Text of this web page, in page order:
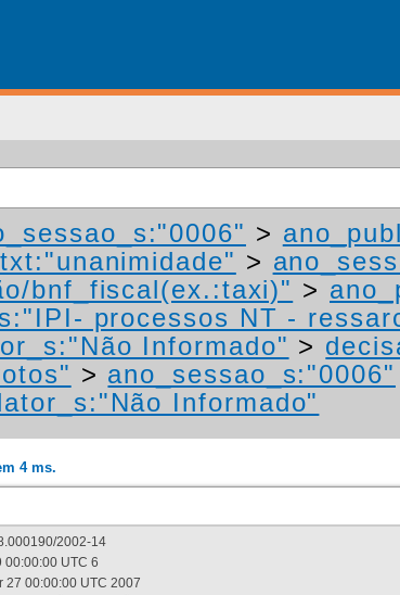
>
>
bnf_fiscal(ex.:taxi)" >
processos NT -
Informado" >
> ano_sessao_s:"0006"
Informado"
4 ms.
2002-14
00:00:00 UTC 6
27 00:00:00 UTC 2007